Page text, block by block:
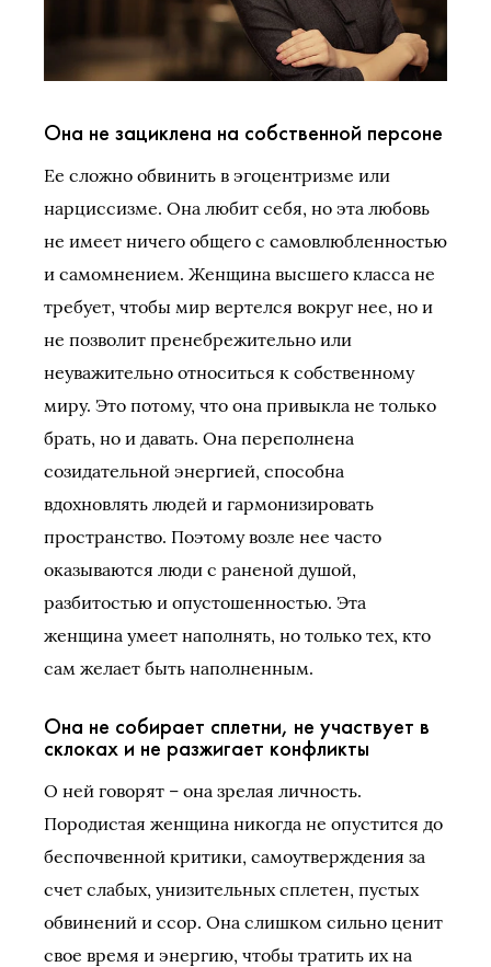
Она не зациклена на собственной персоне
Ее сложно обвинить в эгоцентризме или
нарциссизме. Она любит себя, но эта любовь
не имеет ничего общего с самовлюбленностью
и самомнением. Женщина высшего класса не
требует, чтобы мир вертелся вокруг нее, но и
не позволит пренебрежительно или
неуважительно относиться к собственному
миру. Это потому, что она привыкла не только
брать, но и давать. Она переполнена
созидательной энергией, способна
вдохновлять людей и гармонизировать
пространство. Поэтому возле нее часто
оказываются люди с раненой душой,
разбитостью и опустошенностью. Эта
женщина умеет наполнять, но только тех, кто
сам желает быть наполненным.
Она не собирает сплетни, не участвует в
склоках и не разжигает конфликты
О ней говорят – она зрелая личность.
Породистая женщина никогда не опустится до
беспочвенной критики, самоутверждения за
счет слабых, унизительных сплетен, пустых
обвинений и ссор. Она слишком сильно ценит
свое время и энергию, чтобы тратить их на